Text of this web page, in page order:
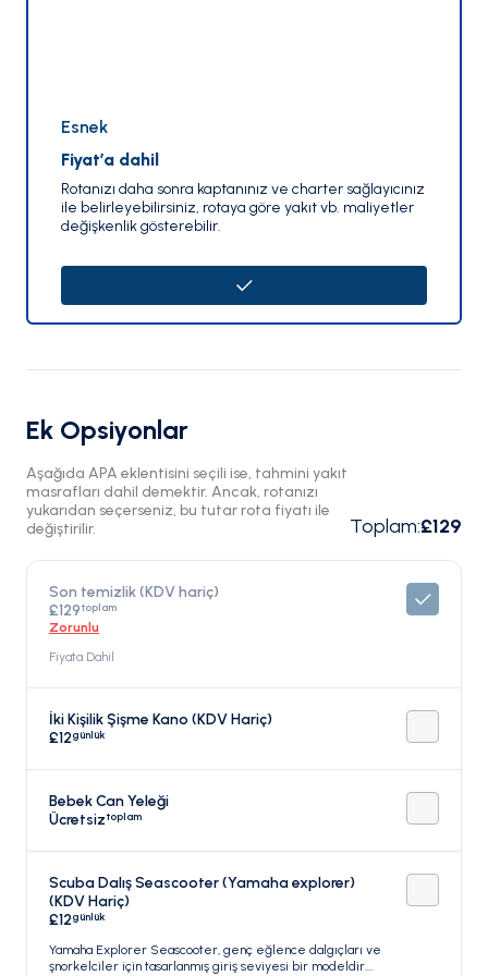
Esnek
Fiyat’a dahil
Rotanızı daha sonra kaptanınız ve charter sağlayıcınız
ile belirleyebilirsiniz, rotaya göre yakıt vb. maliyetler
değişkenlik gösterebilir.
Ek Opsiyonlar
Aşağıda APA eklentisini seçili ise, tahmini yakıt
masrafları dahil demektir. Ancak, rotanızı
yukarıdan seçerseniz, bu tutar rota fiyatı ile
değiştirilir.
Toplam:£129
Son temizlik (KDV hariç)
£129toplam
Zorunlu
Fiyata Dahil
İki Kişilik Şişme Kano (KDV Hariç)
£12günlük
Bebek Can Yeleği
Ücretsiztoplam
Scuba Dalış Seascooter (Yamaha explorer)
(KDV Hariç)
£12günlük
Yamaha Explorer Seascooter, genç eğlence dalgıçları ve
şnorkelciler için tasarlanmış giriş seviyesi bir modeldir.